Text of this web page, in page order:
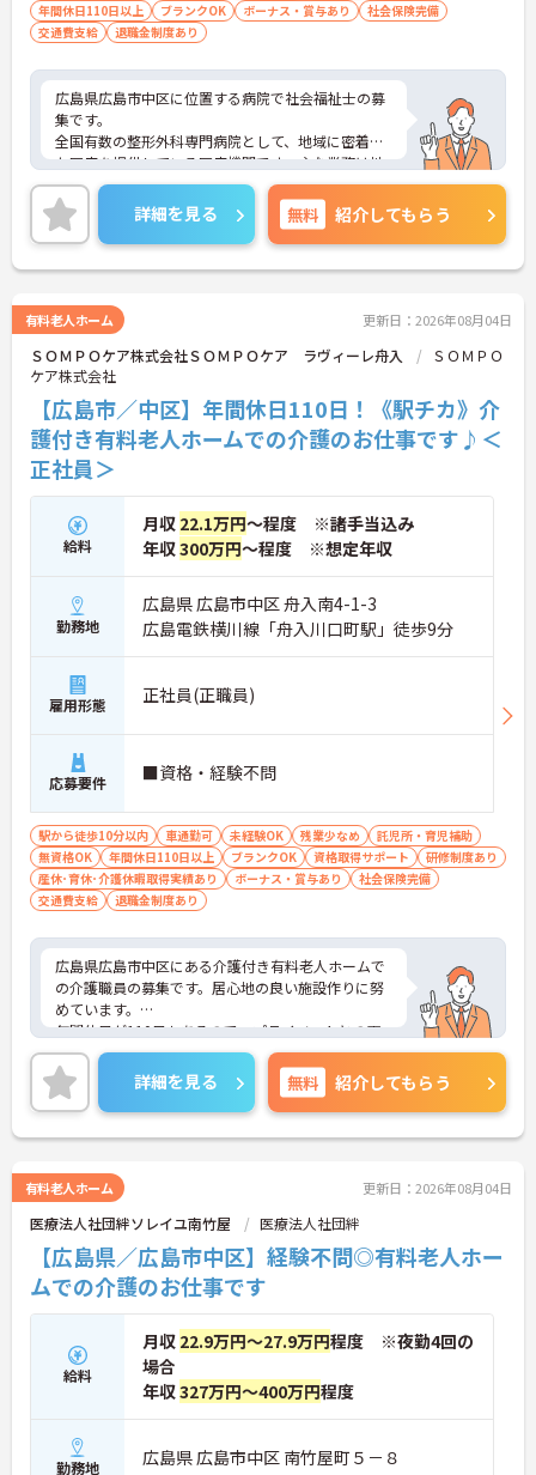
年間休日110日以上
ブランクOK ボーナス・賞与あり
社会保険完備
交通費支給
退職金制度あり
広島県広島市中区に位置する病院で社会福祉士の募
集です。
全国有数の整形外科専門病院として、地域に密着し
た医療を提供している医療機関です。主な業務は地
域連携業務や入退院支援、紹介状等の管理、患者相
談窓口対応などで、医療ソーシャルワーカーとして
専門性を発揮できる環境が整っています。
勤務は日勤のみで土日祝休み、年間休日は120日
と、プライベートとの両立を重視した働き方が可能
も魅力の一つです。賞与は過去実績で年2回・計3.50
ヶ月分の支給実績があり、各種手当や退職金制度な
ど福利厚生面も整っています。
ご興味のある方には、面接対策ポイントなどさらに
詳細をお話いたしますので、お気軽にご相談くださ
い。
詳細を見る 無料 紹介してもらう
有料老人ホーム 更新日：2026年08月04日
ＳＯＭＰＯケア株式会社ＳＯＭＰＯケア ラヴィーレ舟入
ＳＯＭＰＯ
ケア株式会社
【広島市／中区】年間休日110日！《駅チカ》介
護付き有料老人ホームでの介護のお仕事です♪＜
正社員＞
給料
月収 22.1万円～程度 ※諸手当込み
年収300万円～程度 ※想定年収
勤務地
広島県 広島市中区 舟入南4-1-3
広島電鉄横川線「舟入川口町駅」徒歩9分
雇用形態 正社員(正職員)
応募要件 ■資格・経験不問
駅から徒歩10分以内 車通勤可 未経験OK 残業少なめ
託児所・育児補助
無資格OK
年間休日110日以上 ブランクOK 資格取得サポート
研修制度あり
産休･育休･介護休暇取得実績あり
ボーナス・賞与あり
社会保険完備
交通費支給
退職金制度あり
広島県広島市中区にある介護付き有料老人ホームで
の介護職員の募集です。居心地の良い施設作りに努
めています。
年間休日が110日もあるので、プライベートとの両
立がしやすい職場です。未経験の方でもフォロー体
制が整っているので安心して働くことができます。
ご興味のある方には、面接対策ポイントなど、さら
に詳細をお話しいたしますのでお気軽にご相談くだ
さい！
詳細を見る 無料 紹介してもらう
有料老人ホーム 更新日：2026年08月04日
医療法人社団絆ソレイユ南竹屋 医療法人社団絆
【広島県／広島市中区】経験不問◎有料老人ホー
ムでの介護のお仕事です
給料
月収 22.9万円～27.9万円程度 ※夜勤4回の
場合
年収327万円～400万円程度
勤務地 広島県 広島市中区 南竹屋町５－８